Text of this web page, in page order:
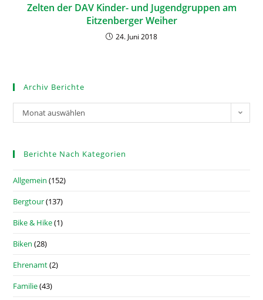
Zelten der DAV Kinder- und Jugendgruppen am
Eitzenberger Weiher
24. Juni 2018
Archiv Berichte
Monat auswählen
Berichte Nach Kategorien
Allgemein (152)
Bergtour(137)
Bike & Hike(1)
Biken (28)
Ehrenamt(2)
Familie(43)